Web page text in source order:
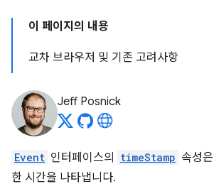
이 페이지의 내용
교차 브라우저 및 기존 고려사항
Jeff Posnick
Event 인터페이스의 timeStamp 속성
한 시간을 나타냅니다.